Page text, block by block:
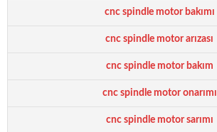
cnc spindle motor bakımı
cnc spindle motor arızası
cnc spindle motor bakım
cnc spindle motor onarımı
cnc spindle motor sarımı